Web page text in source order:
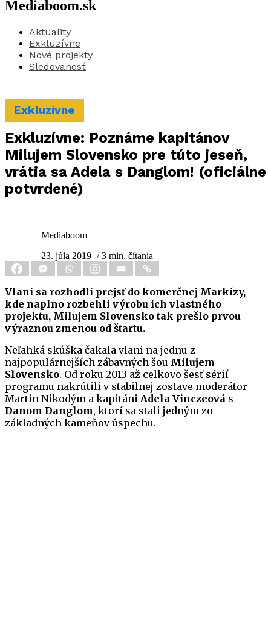
Mediaboom.sk
Aktuality
Exkluzívne
Nové projekty
Sledovanosť
Exkluzívne
Exkluzívne: Poznáme kapitánov
Milujem Slovensko pre túto jeseň,
vrátia sa Adela s Danglom! (oficiálne
potvrdené)
Mediaboom
23. júla 2019 / 3 min. čítania
Vlani sa rozhodli prejsť do komerčnej Markízy,
kde naplno rozbehli výrobu ich vlastného
projektu, Milujem Slovensko tak prešlo prvou
výraznou zmenou od štartu.
Neľahká skúška čakala vlani na jednu z
najpopulárnejších zábavných šou Milujem
Slovensko. Od roku 2013 až celkovo šesť sérií
programu nakrútili v stabilnej zostave moderátor
Martin Nikodým a kapitáni Adela Vinczeová s
Danom Danglom, ktorí sa stali jedným zo
základných kameňov úspechu.